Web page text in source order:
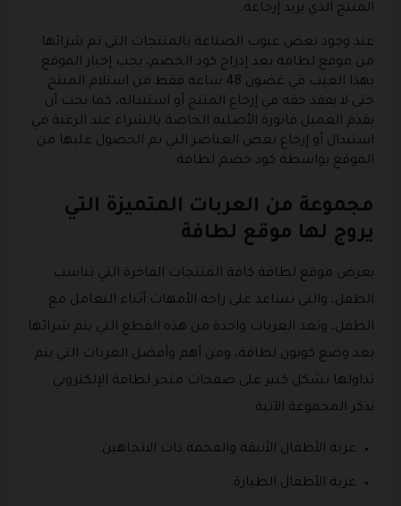
المنتج الذي يريد إرجاعه.
عند وجود بعض عيوب الصناعة بالمنتجات التي تم شرائها
من موقع لطافة بعد إدراج كود الخصم، يجب إخبار الموقع
بهذا العيب في غضون 48 ساعة فقط من استلام المنتج
حتى لا يفقد حقه في إرجاع المنتج أو استبداله، كما يجب أن
يقدم العميل فاتورة الأصلية الخاصة بالشراء عند الرغبة في
استبدال أو إرجاع بعض العناصر التي تم الحصول عليها من
الموقع بواسطة كود خصم لطافة.
مجموعة من العربات المتميزة التي
يروج لها موقع لطافة
يعرض موقع لطافة كافة المنتجات الفاخرة التي تناسب
الطفل، والتي تساعد على راحة الأمهات أثناء التعامل مع
الطفل، وتعد العربات واحدة من هذه القطع التي يتم شرائها
بعد وضع كوبون لطافة، ومن أهم وأفضل العربات التي يتم
تداولها بشكل كبير على صفحات متجر لطافة الإلكتروني
نذكر المجموعة الآتية:
عربة الأطفال الأنيقة والفخمة ذات الاتجاهين.
عربة الأطفال الطيارة.